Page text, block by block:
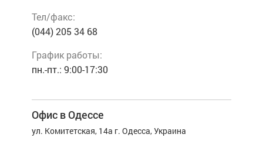
Тел/факс:
(044) 205 34 68
График работы:
пн.-пт.: 9:00-17:30
Офис в Одессе
ул. Комитетская, 14а г. Одесса, Украина